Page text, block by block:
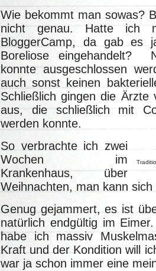
Wie bekommt man sowas?
nicht genau. Hatte ich
BloggerCamp, da gab es
Boreliose eingehandelt?
konnte ausgeschlossen
auch sonst keinen
Schließlich gingen die Ärzte
aus, die schließlich mit
werden konnte.
So verbrachte ich zwei
Wochen im
Krankenhaus, über
Weihnachten, man kann
Genug gejammert, es ist
natürlich endgültig im
habe ich massiv
Kraft und der Kondition will
war ja schon immer eine